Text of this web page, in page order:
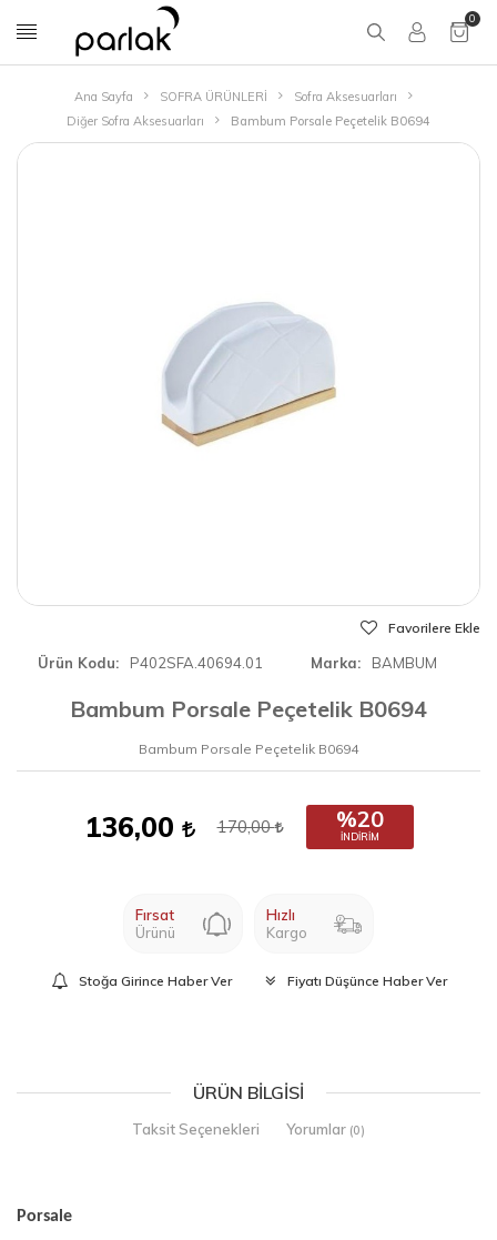
0
Ana Sayfa SOFRA ÜRÜNLERİ
Sofra Aksesuarları
Diğer Sofra Aksesuarları
Bambum Porsale Peçetelik B0694
Favorilere Ekle
Ürün Kodu P402SFA.40694.01 Marka BAMBUM
Bambum Porsale Peçetelik B0694
Bambum Porsale Peçetelik B0694
136,00 170,00 %20
İNDIRIM
Fırsat
Ürünü
Hızlı
Kargo
Stoğa Girince Haber Ver Fiyatı Düşünce Haber Ver
ÜRÜN BILGISI
Taksit Seçenekleri Yorumlar (0)
Porsale